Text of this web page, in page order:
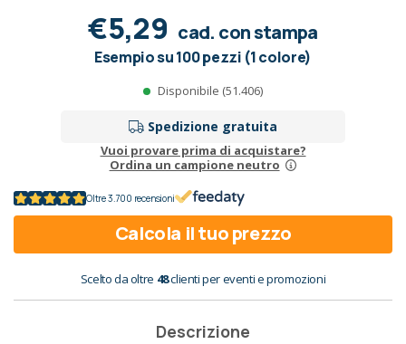
€5,29 cad. con stampa
Esempio su 100 pezzi (1 colore)
Disponibile (51.406)
Spedizione gratuita
Vuoi provare prima di acquistare?
Ordina un campione neutro
Oltre 3.700 recensioni
Calcola il tuo prezzo
Scelto da oltre 48clienti per eventi e promozioni
Descrizione